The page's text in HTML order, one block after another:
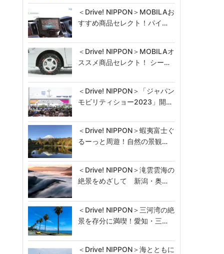
＜Drive! NIPPON＞MOBILAお
すすめ商品セレクト！パイ…
＜Drive! NIPPON＞MOBILAオ
ススメ商品セレクト！ シー…
＜Drive! NIPPON＞「ジャパン
モビリティショー2023」開…
＜Drive! NIPPON＞蝦夷富士ぐ
るーっと周遊！自然の景観…
＜Drive! NIPPON＞滝雲雲海の
絶景をめざして 新潟・奥…
＜Drive! NIPPON＞三河湾の絶
景を存分に満喫！愛知・三…
＜Drive! NIPPON＞海とともに